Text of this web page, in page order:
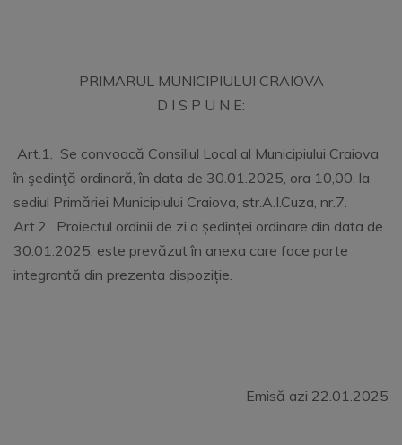
PRIMARUL MUNICIPIULUI CRAIOVA
D I S P U N E:
Art.1. Se convoacă Consiliul Local al Municipiului Craiova
în şedinţă ordinară, în data de 30.01.2025, ora 10,00, la
sediul Primăriei Municipiului Craiova, str.A.I.Cuza, nr.7.
Art.2. Proiectul ordinii de zi a ședinței ordinare din data de
30.01.2025, este prevăzut în anexa care face parte
integrantă din prezenta dispoziție.
Emisă azi 22.01.2025